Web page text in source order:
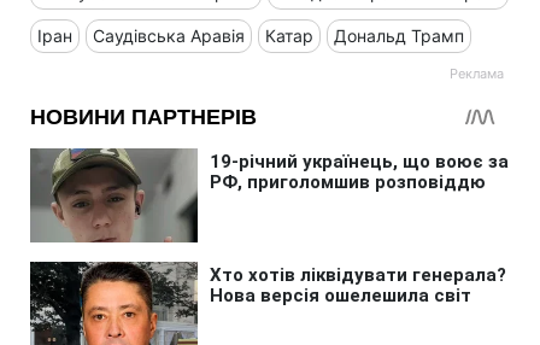
Іран Саудівська Аравія Катар Дональд Трамп